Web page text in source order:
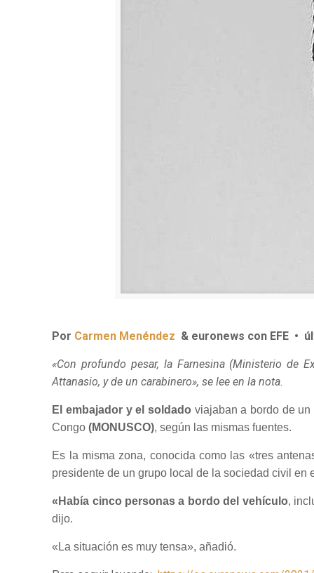
Por Carmen Menéndez & euronews con EFE •
«Con profundo pesar, la Farnesina (Ministerio de
Attanasio, y de un carabinero», se lee en la nota.
El embajador y el soldado viajaban a bordo de
Congo(MONUSCO), según las mismas fuentes.
Es la misma zona, conocida como las «tres
presidente de un grupo local de la sociedad civil en
«Había cinco personas a bordo del vehículo,
dijo.
«La situación es muy tensa», añadió.